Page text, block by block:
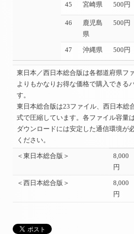
45 宮崎県 500円
46
鹿児島
県
500円
47 沖縄県 500円
東日本／西日本総合版は各都道府県フ
よりもかなりお得な価格で購入できる
す。
東日本総合版は23ファイル、西日本総
式で圧縮しています。各ファイル容量
ダウンロードには安定した通信環境が
ください。
＜東日本総合版＞
8,000
円
＜西日本総合版＞
8,000
円